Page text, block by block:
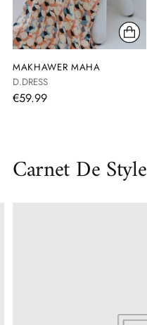
MAKHAWER MAHA
D.DRESS
€59.99
Carnet De Style